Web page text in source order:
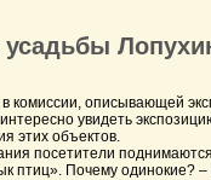
усадьбы
описывающей
увидеть
этих объектов.
посетители
Почему одинокие?